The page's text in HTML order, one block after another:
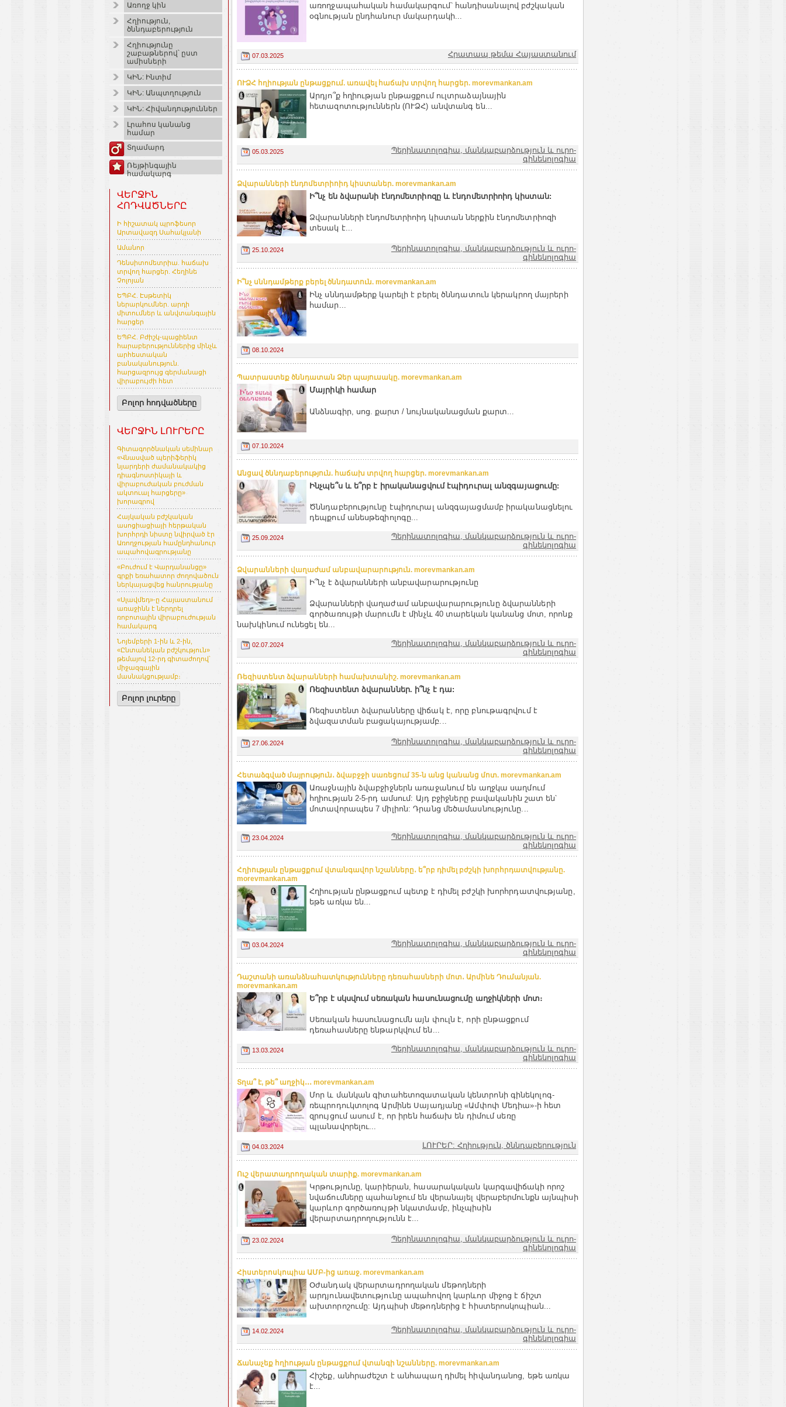
Առողջ կին
Հղիություն,
ծննդաբերություն
Հղիությունը
շաբաթներով՝ ըստ
ամիսների
ԿԻՆ: Ինտիմ
ԿԻՆ: Անպտղություն
ԿԻՆ: Հիվանդություններ
Լրահոս կանանց
համար
Տղամարդ
Ռեյթինգային
համակարգ
ՎԵՐՋԻՆ
ՀՈԴՎԱԾՆԵՐԸ
Ի հիշատակ պրոֆեսոր
Արտավազդ Սահակյանի
Ամանոր
Դենսիտոմետրիա. հաճախ
տրվող հարցեր. Հեղինե
Չոլոյան
ԵՊԲՀ. Էսթետիկ
ներարկումներ. արդի
միտումներ և անվտանգային
հարցեր
ԵՊԲՀ. Բժիշկ-պացիենտ
հարաբերություններից մինչև
արհեստական
բանականություն.
հարցազրույց գերմանացի
վիրաբույժի հետ
Բոլոր հոդվածները
ՎԵՐՋԻՆ ԼՈՒՐԵՐԸ
Գիտագործնական սեմինար
«Վնասված պերիֆերիկ
նյարդերի ժամանակակից
դիագնոստիկայի և
վիրաբուժական բուժման
ակտուալ հարցերը»
խորագրով
Հայկական բժշկական
ասոցիացիայի հերթական
խորհրդի նիստը նվիրված էր
Առողջության համընդհանուր
ապահովագրությանը
«Բուժում է Վարդանանցը»
գրքի եռահատոր ժողովածուն
ներկայացվեց հանրությանը
«Սլավմեդ»-ը Հայաստանում
առաջինն է ներդրել
ռոբոտային վիրաբուժության
համակարգ
Նոյեմբերի 1-ին և 2-ին,
«Ընտանեկան բժշկություն»
թեմայով 12-րդ գիտաժողով՝
միջազգային
մասնակցությամբ։
Բոլոր լուրերը
առողջապահական համակարգում՝ հանդիսանալով բժշկական
օգնության ընդհանուր մակարդակի...
07.03.2025 Հրատապ թեմա Հայաստանում
ՈՒՁՀ հղիության ընթացքում. առավել հաճախ տրվող հարցեր. morevmankan.am
Արդյո՞ք հղիության ընթացքում ուլտրաձայնային
հետազոտություններն (ՈՒՁՀ) անվտանգ են...
05.03.2025
Պերինատոլոգիա, մանկաբարձություն և ուրո-
գինեկոլոգիա
Ձվարանների էնդոմետրիոիդ կիստաներ. morevmankan.am
Ի՞նչ են ձվարանի էնդոմետրիոզը և էնդոմետրիոիդ կիստան:
Ձվարանների էնդոմետրիոիդ կիստան ներքին էնդոմետրիոզի
տեսակ է...
25.10.2024
Պերինատոլոգիա, մանկաբարձություն և ուրո-
գինեկոլոգիա
Ի՞նչ սննդամթերք բերել ծննդատուն. morevmankan.am
Ինչ սննդամթերք կարելի է բերել ծննդատուն կերակրող մայրերի
համար...
08.10.2024
Պատրաստեք ծննդատան Ձեր պայուսակը. morevmankan.am
Մայրիկի համար
Անձնագիր, սոց. քարտ / նույնականացման քարտ...
07.10.2024
Անցավ ծննդաբերություն. հաճախ տրվող հարցեր. morevmankan.am
Ինչպե՞ս և ե՞րբ է իրականացվում էպիդուրալ անզգայացումը:
Ծննդաբերությունը էպիդուրալ անզգայացմամբ իրականացնելու
դեպքում անեսթեզիոլոգը...
25.09.2024
Պերինատոլոգիա, մանկաբարձություն և ուրո-
գինեկոլոգիա
Ձվարանների վաղաժամ անբավարարություն. morevmankan.am
Ի՞նչ է ձվարանների անբավարարությունը
Ձվարանների վաղաժամ անբավարարությունը ձվարանների
գործառույթի մարումն է մինչև 40 տարեկան կանանց մոտ, որոնք
նախկինում ունեցել են...
02.07.2024
Պերինատոլոգիա, մանկաբարձություն և ուրո-
գինեկոլոգիա
Ռեզիստենտ ձվարանների համախտանիշ. morevmankan.am
Ռեզիստենտ ձվարաններ. ի՞նչ է դա:
Ռեզիստենտ ձվարանները վիճակ է, որը բնութագրվում է
ձվազատման բացակայությամբ...
27.06.2024
Պերինատոլոգիա, մանկաբարձություն և ուրո-
գինեկոլոգիա
Հետաձգված մայրություն․ ձվաբջջի սառեցում 35-ն անց կանանց մոտ. morevmankan.am
Առաջնային ձվաբջիջներն առաջանում են աղջկա սաղմում
հղիության 2-5-րդ ամսում: Այդ բջիջները բավականին շատ են՝
մոտավորապես 7 միլիոն: Դրանց մեծամասնությունը...
23.04.2024
Պերինատոլոգիա, մանկաբարձություն և ուրո-
գինեկոլոգիա
Հղիության ընթացքում վտանգավոր նշանները․ ե՞րբ դիմել բժշկի խորհրդատվությանը.
morevmankan.am
Հղիության ընթացքում պետք է դիմել բժշկի խորհրդատվությանը,
եթե առկա են...
03.04.2024
Պերինատոլոգիա, մանկաբարձություն և ուրո-
գինեկոլոգիա
Դաշտանի առանձնահատկությունները դեռահասների մոտ․ Արմինե Դումանյան.
morevmankan.am
Ե՞րբ է սկսվում սեռական հասունացումը աղջիկների մոտ։
Սեռական հասունացումն այն փուլն է, որի ընթացքում
դեռահասները ենթարկվում են...
13.03.2024
Պերինատոլոգիա, մանկաբարձություն և ուրո-
գինեկոլոգիա
Տղա՞ է, թե՞ աղջիկ․․․ morevmankan.am
Մոր և մանկան գիտահետոզատական կենտրոնի գինեկոլոգ-
ռեպրոդուկտոլոգ Արմինե Սայադյանը «Ամփոփ Մեդիա»-ի հետ
զրույցում ասում է, որ իրեն հաճախ են դիմում սեռը
պլանավորելու...
04.03.2024 ԼՈՒՐԵՐ: Հղիություն, ծննդաբերություն
Ուշ վերատադրողական տարիք. morevmankan.am
Կրթությունը, կարիերան, հասարակական կարգավիճակի որոշ
նվաճումները պահանջում են վերանայել վերաբերմունքն այնպիսի
կարևոր գործառույթի նկատմամբ, ինչպիսին
վերարտադրողությունն է...
23.02.2024
Պերինատոլոգիա, մանկաբարձություն և ուրո-
գինեկոլոգիա
Հիստերոսկոպիա ԱՄԲ-ից առաջ. morevmankan.am
Օժանդակ վերարտադրողական մեթոդների
արդյունավետությունը ապահովող կարևոր միջոց է ճիշտ
ախտորոշումը: Այդպիսի մեթոդներից է հիստերոսկոպիան...
14.02.2024
Պերինատոլոգիա, մանկաբարձություն և ուրո-
գինեկոլոգիա
Ճանաչեք հղիության ընթացքում վտանգի նշանները. morevmankan.am
Հիշեք, անհրաժեշտ է անհապաղ դիմել հիվանդանոց, եթե առկա
է...